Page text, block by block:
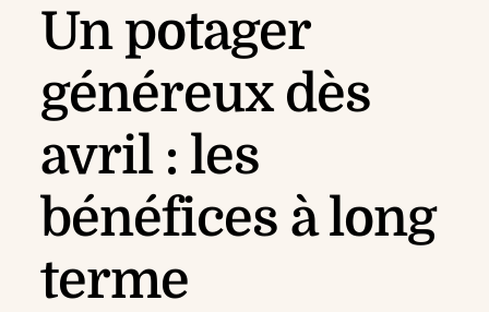
Un potager
généreux dès
avril : les
bénéfices à long
terme